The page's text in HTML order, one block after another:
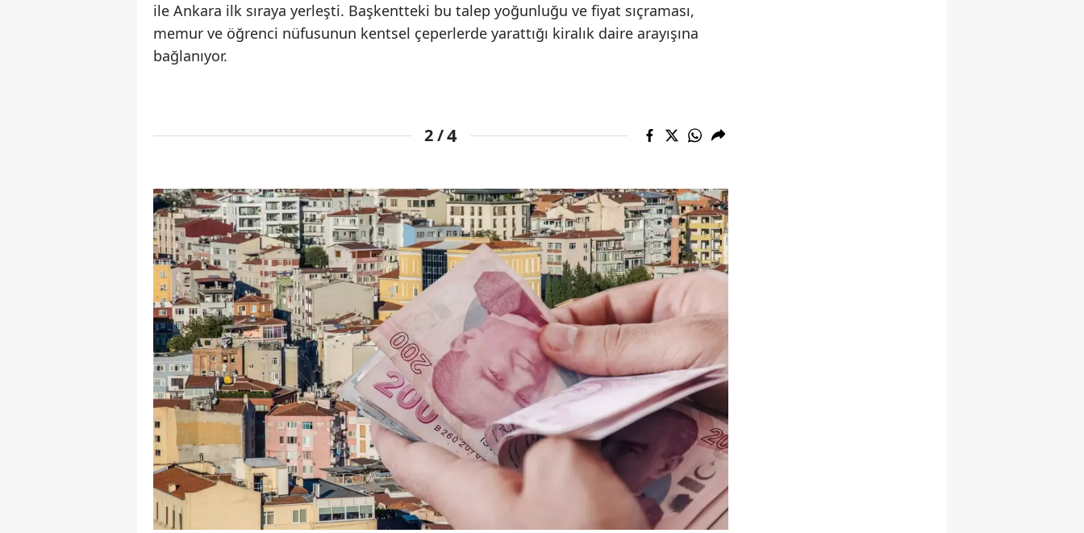
Ordu
Sivas
Tekirdağ
Tokat
Trabzon
Tunceli
Şanlıurfa
Uşak
Van
Yozgat
Zonguldak
ile Ankara ilk sıraya yerleşti. Başkentteki bu talep yoğunluğu ve fiyat sıçraması,
memur ve öğrenci nüfusunun kentsel çeperlerde yarattığı kiralık daire arayışına
bağlanıyor.
2 /4